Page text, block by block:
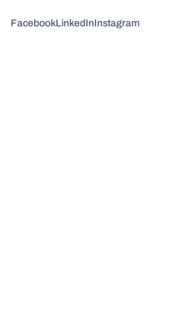
FacebookLinkedInInstagram